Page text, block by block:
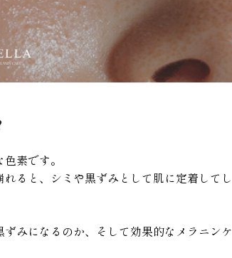
素です。
ると、シミや黒ずみとして肌に定着してし
みになるのか、そして効果的なメラニンケ